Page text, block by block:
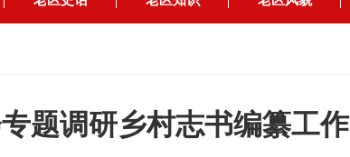
题调研乡村志书编纂工作